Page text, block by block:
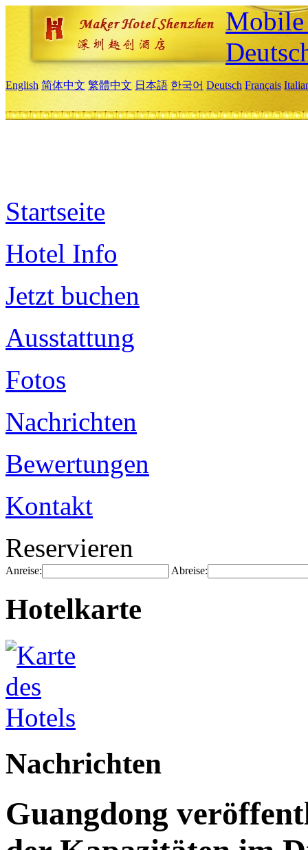
English 简体中文 繁體中文 日本語 한국어 Deutsch Français
Startseite
Hotel Info
Jetzt buchen
Ausstattung
Fotos
Nachrichten
Bewertungen
Kontakt
Reservieren
Anreise: Abreise:
Hotelkarte
Nachrichten
Guangdong